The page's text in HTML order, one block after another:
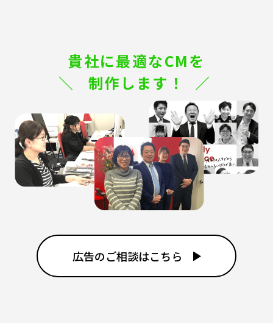
貴社に最適なCMを
制作します！
広告のご相談はこちら